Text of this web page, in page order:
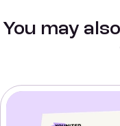
You may